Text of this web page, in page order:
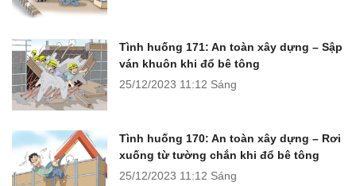
Tình huống 171: An toàn xây dựng – Sập
ván khuôn khi đổ bê tông
25/12/2023 11:12 Sáng
Tình huống 170: An toàn xây dựng – Rơi
xuống từ tường chắn khi đổ bê tông
25/12/2023 11:12 Sáng